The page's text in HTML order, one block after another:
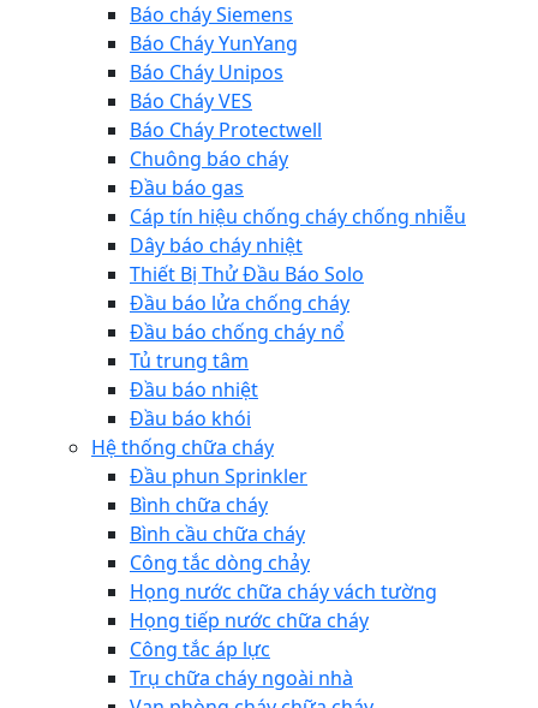
Báo cháy Siemens
Báo Cháy YunYang
Báo Cháy Unipos
Báo Cháy VES
Báo Cháy Protectwell
Chuông báo cháy
Đầu báo gas
Cáp tín hiệu chống cháy chống nhiễu
Dây báo cháy nhiệt
Thiết Bị Thử Đầu Báo Solo
Đầu báo lửa chống cháy
Đầu báo chống cháy nổ
Tủ trung tâm
Đầu báo nhiệt
Đầu báo khói
Hệ thống chữa cháy
Đầu phun Sprinkler
Bình chữa cháy
Bình cầu chữa cháy
Công tắc dòng chảy
Họng nước chữa cháy vách tường
Họng tiếp nước chữa cháy
Công tắc áp lực
Trụ chữa cháy ngoài nhà